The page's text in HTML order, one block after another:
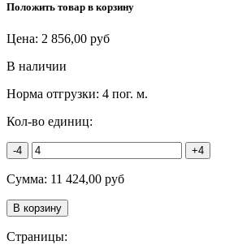
Положить товар в корзину
Цена: 2 856,00 руб
В наличии
Норма отгрузки: 4 пог. м.
Кол-во единиц:
-4 +4
Сумма: 11 424,00 руб
Страницы: